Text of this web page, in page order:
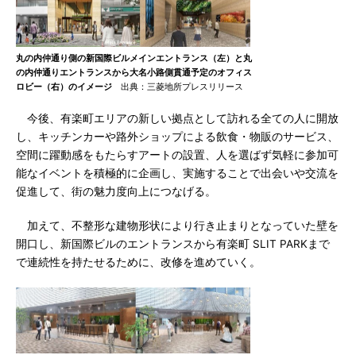
丸の内仲通り側の新国際ビルメインエントランス（左）と丸
の内仲通りエントランスから大名小路側貫通予定のオフィス
ロビー（右）のイメージ 出典：三菱地所プレスリリース
今後、有楽町エリアの新しい拠点として訪れる全ての人に開放
し、キッチンカーや路外ショップによる飲食・物販のサービス、
空間に躍動感をもたらすアートの設置、人を選ばず気軽に参加可
能なイベントを積極的に企画し、実施することで出会いや交流を
促進して、街の魅力度向上につなげる。
加えて、不整形な建物形状により行き止まりとなっていた壁を
開口し、新国際ビルのエントランスから有楽町 SLIT PARKまで
で連続性を持たせるために、改修を進めていく。